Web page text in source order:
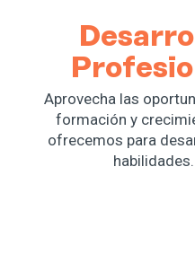
Aprovecha las
formación y
ofrecemos para
habilidades.